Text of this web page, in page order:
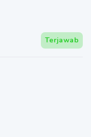
Terjawab